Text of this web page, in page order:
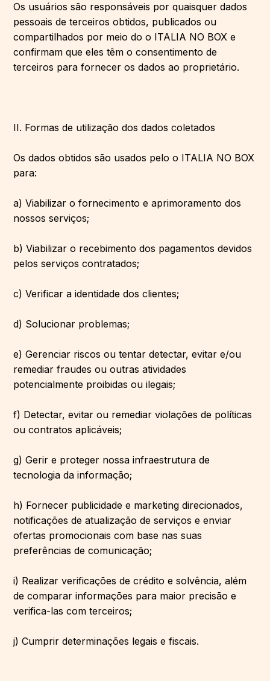
Os usuários são responsáveis ​​por quaisquer dados
pessoais de terceiros obtidos, publicados ou
compartilhados por meio do o ITALIA NO BOX e
confirmam que eles têm o consentimento de
terceiros para fornecer os dados ao proprietário.
II. Formas de utilização dos dados coletados
Os dados obtidos são usados pelo o ITALIA NO BOX
para:
a) Viabilizar o fornecimento e aprimoramento dos
nossos serviços;
b) Viabilizar o recebimento dos pagamentos devidos
pelos serviços contratados;
c) Verificar a identidade dos clientes;
d) Solucionar problemas;
e) Gerenciar riscos ou tentar detectar, evitar e/ou
remediar fraudes ou outras atividades
potencialmente proibidas ou ilegais;
f) Detectar, evitar ou remediar violações de políticas
ou contratos aplicáveis;
g) Gerir e proteger nossa infraestrutura de
tecnologia da informação;
h) Fornecer publicidade e marketing direcionados,
notificações de atualização de serviços e enviar
ofertas promocionais com base nas suas
preferências de comunicação;
i) Realizar verificações de crédito e solvência, além
de comparar informações para maior precisão e
verifica-las com terceiros;
j) Cumprir determinações legais e fiscais.